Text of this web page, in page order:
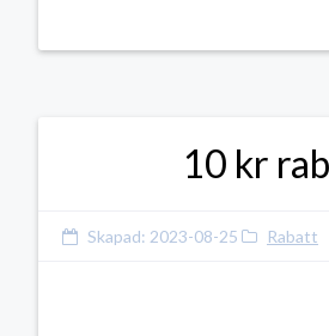
10 kr
Skapad: 2023-08-25 Rabatt